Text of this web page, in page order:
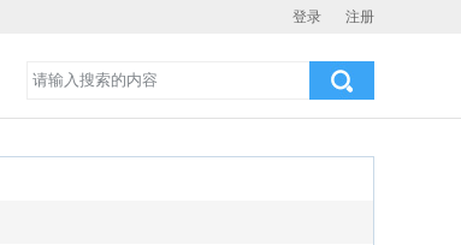
登录 注册